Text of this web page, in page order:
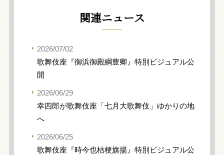
関連ニュース
2026/07/02
歌舞伎座『御浜御殿綱豊卿』特別ビジュアル公
開
2026/06/29
幸四郎が歌舞伎座「七月大歌舞伎」ゆかりの地
へ
2026/06/25
歌舞伎座『時今也桔梗旗揚』特別ビジュアル公